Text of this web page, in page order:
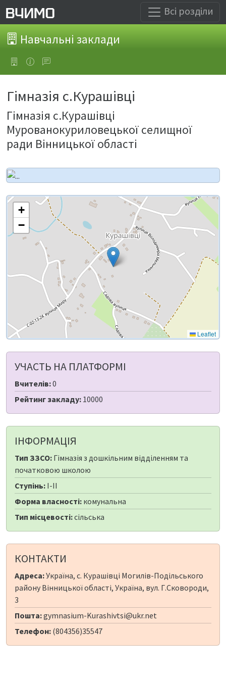
Всі розділи
Навчальні заклади
Гімназія с.Курашівці
Гімназія с.Курашівці
Мурованокуриловецької селищної
ради Вінницької області
+
−
Leaflet
УЧАСТЬ НА ПЛАТФОРМІ
Вчителів:0
Рейтинг закладу: 10000
ІНФОРМАЦІЯ
Тип ЗЗСО: Гімназія з дошкільним відділенням та
початковою школою
Ступінь: I-II
Форма власності: комунальна
Тип місцевості:сільська
КОНТАКТИ
Адреса:Україна, с. Курашівці Могилів-Подільського
району Вінницької області, Україна, вул. Г.Сковороди,
3
Пошта:gymnasium-Kurashivtsi@ukr.net
Телефон: (804356)35547